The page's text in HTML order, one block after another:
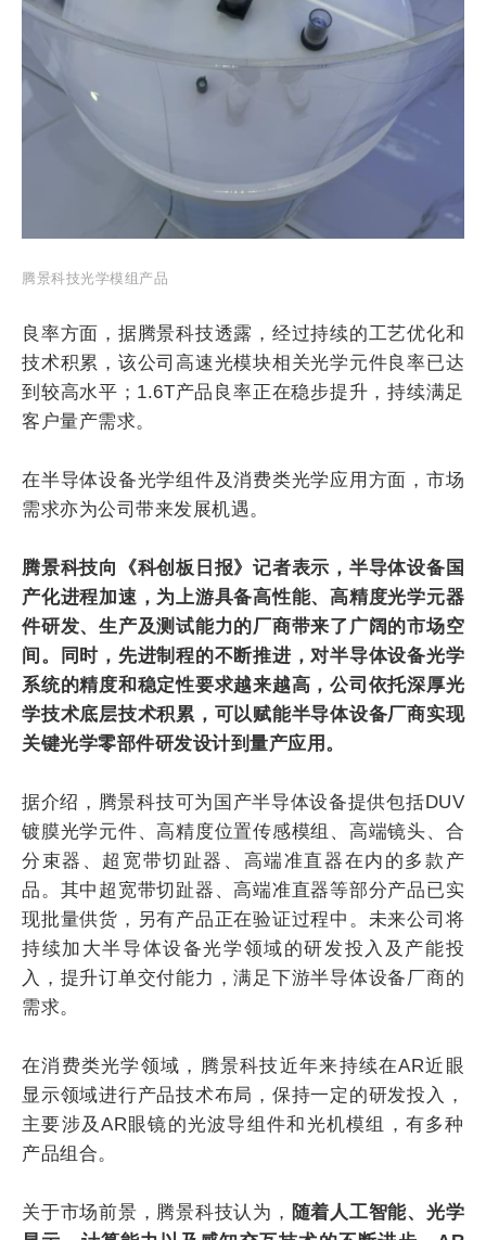
腾景科技光学模组产品
良率方面，据腾景科技透露，经过持续的工艺优化和
技术积累，该公司高速光模块相关光学元件良率已达
到较高水平；1.6T产品良率正在稳步提升，持续满足
客户量产需求。
在半导体设备光学组件及消费类光学应用方面，市场
需求亦为公司带来发展机遇。
腾景科技向《科创板日报》记者表示，半导体设备国
产化进程加速，为上游具备高性能、高精度光学元器
件研发、生产及测试能力的厂商带来了广阔的市场空
间。同时，先进制程的不断推进，对半导体设备光学
系统的精度和稳定性要求越来越高，公司依托深厚光
学技术底层技术积累，可以赋能半导体设备厂商实现
关键光学零部件研发设计到量产应用。
据介绍，腾景科技可为国产半导体设备提供包括DUV
镀膜光学元件、高精度位置传感模组、高端镜头、合
分束器、超宽带切趾器、高端准直器在内的多款产
品。其中超宽带切趾器、高端准直器等部分产品已实
现批量供货，另有产品正在验证过程中。未来公司将
持续加大半导体设备光学领域的研发投入及产能投
入，提升订单交付能力，满足下游半导体设备厂商的
需求。
在消费类光学领域，腾景科技近年来持续在AR近眼
显示领域进行产品技术布局，保持一定的研发投入，
主要涉及AR眼镜的光波导组件和光机模组，有多种
产品组合。
关于市场前景，腾景科技认为， 随着人工智能、光学